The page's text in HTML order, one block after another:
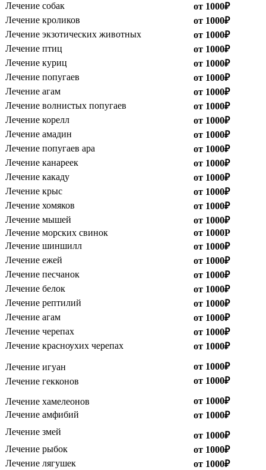
Лечение собак
от 1000₽
Лечение кроликов
от 1000₽
Лечение экзотических животных
от 1000₽
Лечение птиц
от 1000₽
Лечение куриц
от 1000₽
Лечение попугаев
от 1000₽
Лечение агам
от 1000₽
Лечение волнистых попугаев
от 1000₽
Лечение корелл
от 1000₽
Лечение амадин
от 1000₽
Лечение попугаев ара
от 1000₽
Лечение канареек
от 1000₽
Лечение какаду
от 1000₽
Лечение крыс
от 1000₽
Лечение хомяков
от 1000₽
Лечение мышей
от 1000₽
Лечение морских свинок
от 1000Р
Лечение шиншилл
от 1000₽
Лечение ежей
от 1000₽
Лечение песчанок
от 1000₽
Лечение белок
от 1000₽
Лечение рептилий
от 1000₽
Лечение агам
от 1000₽
Лечение черепах
от 1000₽
Лечение красноухих черепах
от 1000₽
Лечение игуан
от 1000₽
Лечение гекконов
от 1000₽
Лечение хамелеонов
от 1000₽
Лечение амфибий
от 1000₽
Лечение змей
от 1000₽
Лечение рыбок
от 1000₽
Лечение лягушек
от 1000₽